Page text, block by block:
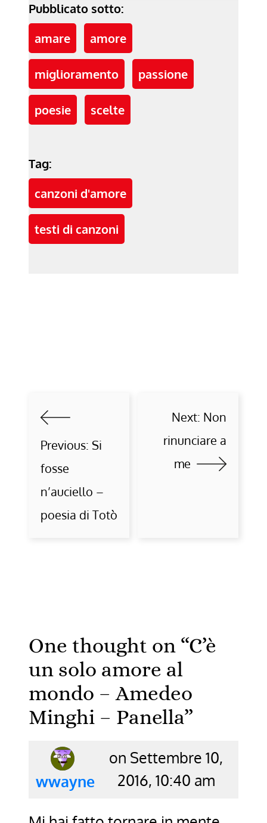
Pubblicato sotto:
amare
amore
miglioramento passione
poesie scelte
Tag:
canzoni d'amore
testi di canzoni
Previous: Si
fosse
n’auciello –
poesia di Totò
Next: Non
rinunciare a
me
One thought on “C’è
un solo amore al
mondo – Amedeo
Minghi – Panella”
wwaynesays:
on Settembre 10,
2016, 10:40 am